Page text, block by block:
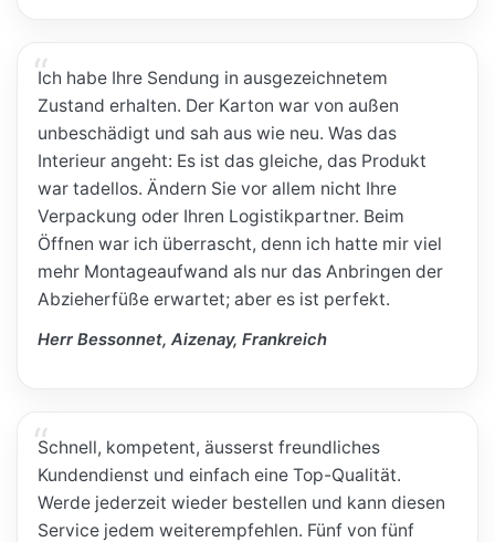
Ich habe Ihre Sendung in ausgezeichnetem
Zustand erhalten. Der Karton war von außen
unbeschädigt und sah aus wie neu. Was das
Interieur angeht: Es ist das gleiche, das Produkt
war tadellos. Ändern Sie vor allem nicht Ihre
Verpackung oder Ihren Logistikpartner. Beim
Öffnen war ich überrascht, denn ich hatte mir viel
mehr Montageaufwand als nur das Anbringen der
Abzieherfüße erwartet; aber es ist perfekt.
Herr Bessonnet, Aizenay, Frankreich
Schnell, kompetent, äusserst freundliches
Kundendienst und einfach eine Top-Qualität.
Werde jederzeit wieder bestellen und kann diesen
Service jedem weiterempfehlen. Fünf von fünf